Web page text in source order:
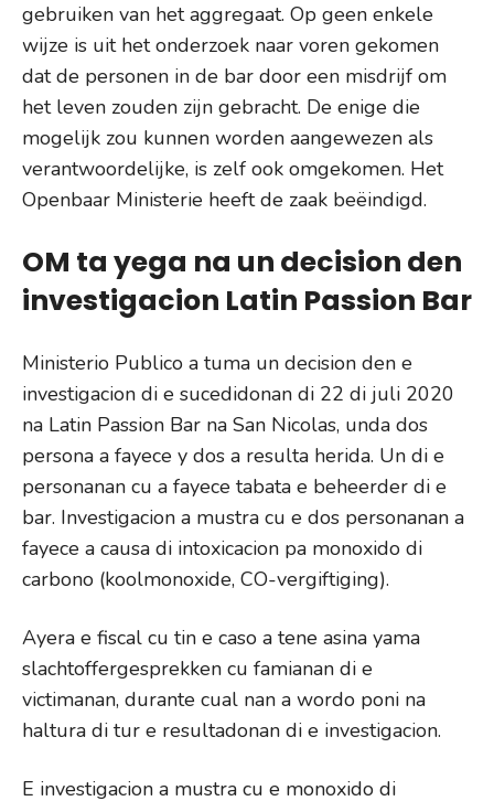
gebruiken van het aggregaat. Op geen enkele
wijze is uit het onderzoek naar voren gekomen
dat de personen in de bar door een misdrijf om
het leven zouden zijn gebracht. De enige die
mogelijk zou kunnen worden aangewezen als
verantwoordelijke, is zelf ook omgekomen. Het
Openbaar Ministerie heeft de zaak beëindigd.
OM ta yega na un decision den
investigacion Latin Passion Bar
Ministerio Publico a tuma un decision den e
investigacion di e sucedidonan di 22 di juli 2020
na Latin Passion Bar na San Nicolas, unda dos
persona a fayece y dos a resulta herida. Un di e
personanan cu a fayece tabata e beheerder di e
bar. Investigacion a mustra cu e dos personanan a
fayece a causa di intoxicacion pa monoxido di
carbono (koolmonoxide, CO-vergiftiging).
Ayera e fiscal cu tin e caso a tene asina yama
slachtoffergesprekken cu famianan di e
victimanan, durante cual nan a wordo poni na
haltura di tur e resultadonan di e investigacion.
E investigacion a mustra cu e monoxido di